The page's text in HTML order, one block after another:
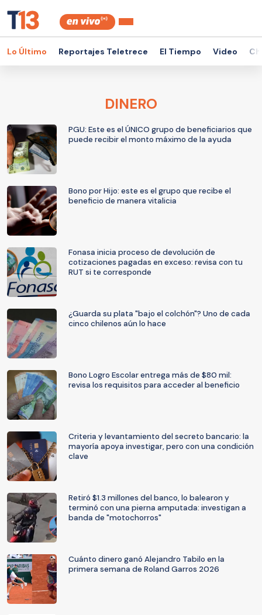
Lo Último Reportajes Teletrece El Tiempo Video
DINERO
PGU: Este es el ÚNICO grupo de beneficiarios que
puede recibir el monto máximo de la ayuda
Bono por Hijo: este es el grupo que recibe el
beneficio de manera vitalicia
Fonasa inicia proceso de devolución de
cotizaciones pagadas en exceso: revisa con tu
RUT si te corresponde
¿Guarda su plata "bajo el colchón"? Uno de cada
cinco chilenos aún lo hace
Bono Logro Escolar entrega más de $80 mil:
revisa los requisitos para acceder al beneficio
Criteria y levantamiento del secreto bancario: la
mayoría apoya investigar, pero con una condición
clave
Retiró $1.3 millones del banco, lo balearon y
terminó con una pierna amputada: investigan a
banda de "motochorros"
Cuánto dinero ganó Alejandro Tabilo en la
primera semana de Roland Garros 2026